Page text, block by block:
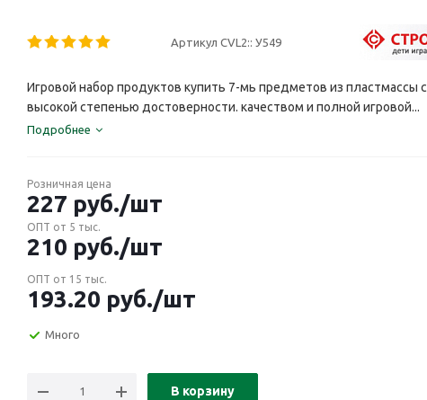
Артикул CVL2:: У549
Игровой набор продуктов купить 7-мь предметов из пластмассы с
высокой степенью достоверности. качеством и полной игровой...
Подробнее
Розничная цена
227 руб./шт
ОПТ от 5 тыс.
210 руб./шт
ОПТ от 15 тыс.
193.20 руб./шт
Много
В корзину